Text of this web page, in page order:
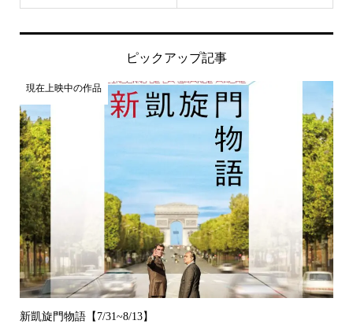
ピックアップ記事
現在上映中の作品
新凱旋門物語【7/31~8/13】